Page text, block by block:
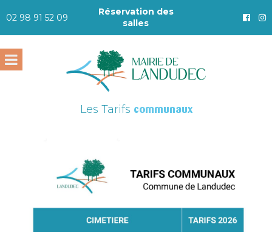
02 98 91 52 09
Réservation des
salles
Les Tarifs communaux